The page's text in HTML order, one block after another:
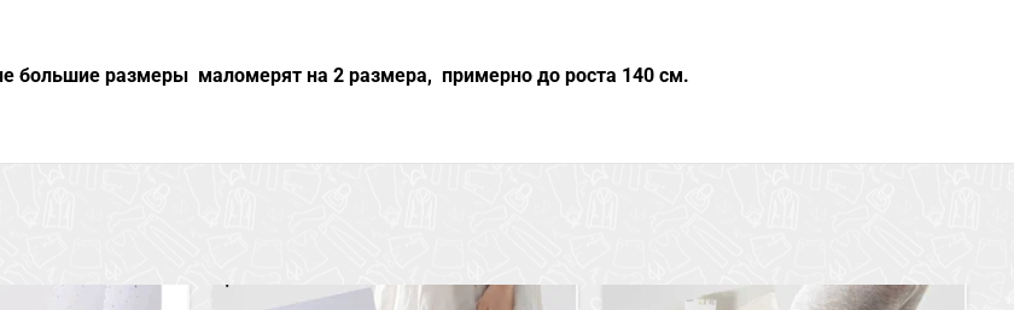
большие размеры маломерят на 2 размера, примерно до роста 140 см.